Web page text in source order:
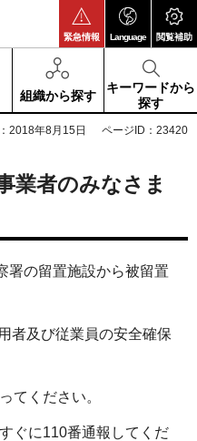
緊急情報 Language 閲覧補助
組織から探す
キーワードから
探す
2018年8月15日 ページID：23420
業者のみなさま
署の留置施設から被留置
者及び従業員の安全確保
てください。
ぐに110番通報してくだ